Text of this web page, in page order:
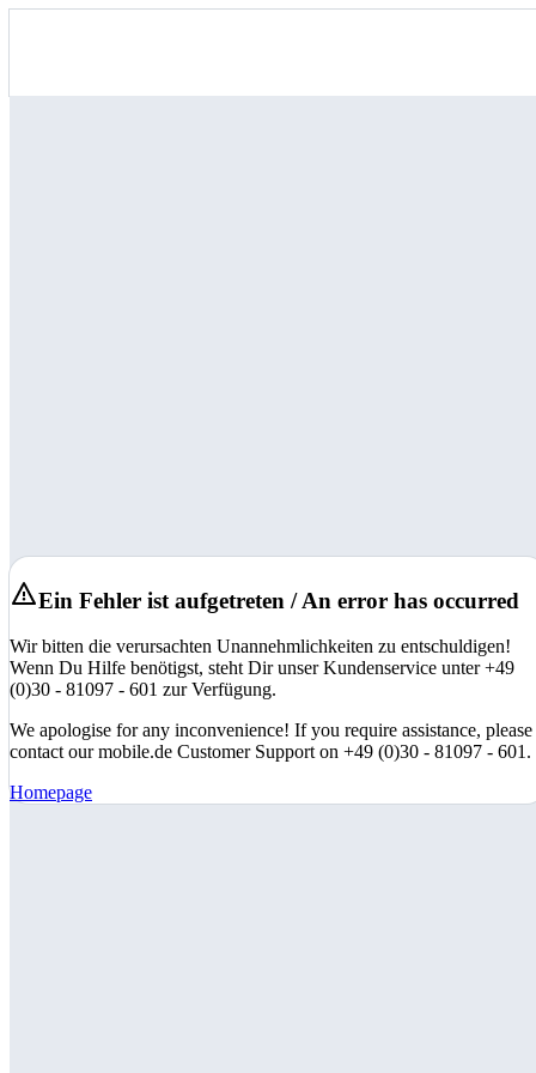
Ein Fehler ist aufgetreten / An error has occurred
Wir bitten die verursachten Unannehmlichkeiten zu entschuldigen!
Wenn Du Hilfe benötigst, steht Dir unser Kundenservice unter +49
(0)30 - 81097 - 601 zur Verfügung.
We apologise for any inconvenience! If you require assistance, please
contact our mobile.de Customer Support on +49 (0)30 - 81097 - 601.
Homepage